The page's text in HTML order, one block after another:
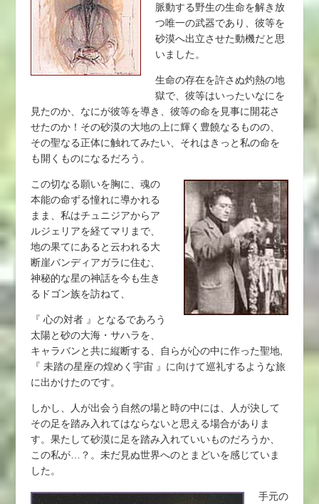
脈動する野生の生命を解き放
つ唯一の武器であり、彼等を
砂漠へ出立させた動機だと思
いました。
生命の存在を許さぬ灼熱の地
獄で、彼等はいったいなにを
見たのか、なにが彼等を導き、彼等の命を見事に開花さ
せたのか！その砂漠の大地の上に輝く豊饒なるものの、
その聖なる正体に触れてみたい、それはきっと私の命を
も開くものになるだろう。
この切なる願いを胸に、魂の
本能の命ずる憧れに導かれる
まま、私はチュニジアからア
ルジェリアを経てマリまで、
地の果てにあると云われる大
断崖バンディアガラに住む、
神秘的な星の神話を今も生き
るドゴン族を訪ねて、
『 心の対者 』となるであろう
太陽と砂の大海・サハラを、
キャラバンと共に縦断する、自らが心の中に作った聖地,
『 未踏の星座の煌めく宇宙 』に向けて巡礼するような旅
に出かけたのです。
しかし、人が出会う自然の場と時の中には、人が決して
その足を踏み入れてはならないと思える場合がありま
す。果たして砂漠に足を踏み入れていいものだろうか、
この私が…？。未だ見ぬ世界へのとまどいを感じていま
した。
手元の